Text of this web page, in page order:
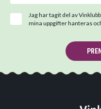
Jag har tagit del av
mina uppgifter hanteras